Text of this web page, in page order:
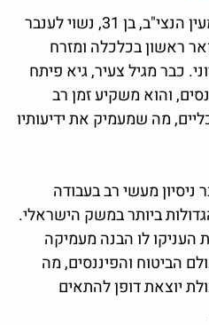
, קיבוצניק לשעבר מעין הנצי"ב, בן 31, נשוי לענבר
ראשון בכלכלה ומזרח
כבר מגיל צעיר, גיא פיתח
והוא משקיע זמן רב
מה שמעמיק את ידיעותיו
מעשי רב בעבודה
ביותר במשק הישראלי.
העניקו לו הבנה מעמיקה
הביטוח והפיננסים, מה
יוצאת דופן להתאים